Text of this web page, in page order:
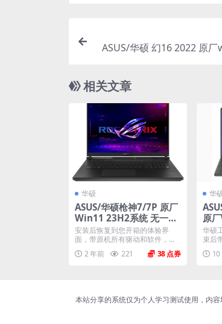
ASUS/华硕 幻16 2022 原
相关文章
华硕
ASUS/华硕枪神7/7P 原厂
Win11 23H2系统 无一键
还原 非工厂模式
安装后恢复到您开箱的体验界
面，带原机所有驱动和软件，包
括myasus mcafe...
2 年前 221 38
华
原
系
华硕
束后
以及
本站分享的系统仅为个人学习测试使用，内